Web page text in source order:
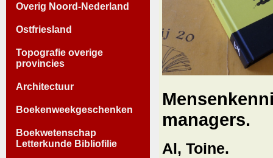
Overig Noord-Nederland
Ostfriesland
Topografie overige
provincies
Architectuur
Boekenweekgeschenken
Boekwetenschap
Letterkunde Bibliofilie
managers.
Al, Toine.